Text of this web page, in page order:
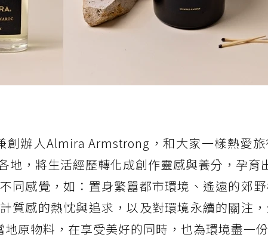
創辦人Almira Armstrong，和大家一樣熱愛
地，將生活經歷轉化成創作靈感與養分，孕育
同感覺，如：置身繁囂都市環境、遙遠的郊
質感的熱忱與追求，以及對環境永續的關注
原物料，在享受美好的同時，也為環境盡一